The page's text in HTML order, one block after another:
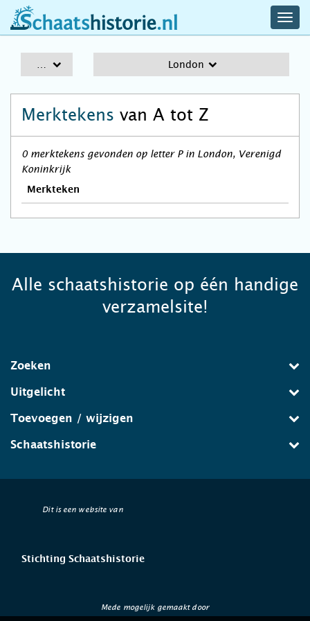
schaatshistorie.nl
London
Merktekens van A tot Z
0 merktekens gevonden op letter P in London, Verenigd
Koninkrijk
Merkteken
Alle schaatshistorie op één handige
verzamelsite!
Zoeken
Uitgelicht
Toevoegen / wijzigen
Schaatshistorie
Dit is een website van
Stichting Schaatshistorie
Mede mogelijk gemaakt door